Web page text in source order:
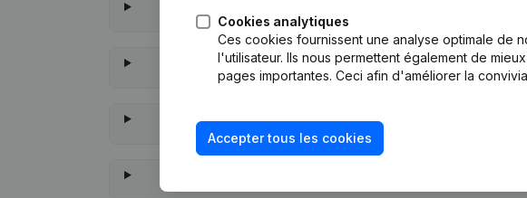
Quand la
Quelle
Cookies analytiques
Ces cookies fournissent une analyse optimale de
l'utilisateur. Ils nous permettent également de
pages importantes. Ceci afin d'améliorer la
Accepter tous les cookies